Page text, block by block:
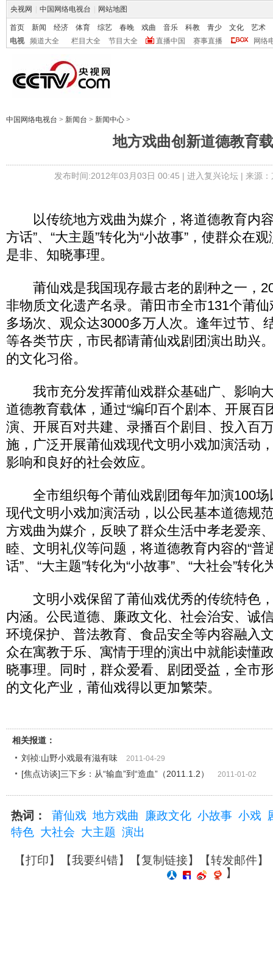
央视网 中国网络电视台 网站地图
首页 新闻 经济 体育 综艺 春晚 戏曲 音乐 科教 青少 文化
艺术
电视
频道大全 栏目大全 节目大全 直播中国 赛事直播 网络
中国网络电视台 > 新闻台 > 新闻中心 >
地方戏曲创新道德教育
发布时间:2012年03月03日 00:45 | 进入复兴论坛| 来源
以传统地方戏曲为媒介，将道德教育内容
方话”、“大主题”转化为“小故事”，使群众在
是非、知晓事理。
莆仙戏是我国现存最古老的剧种之一，
非物质文化遗产名录。莆田市全市131个莆
多场次、观众达3000多万人次。逢年过节、
等各类节庆，市民都请莆仙戏剧团演出助兴
的文化习俗。
我市充分发挥莆仙戏群众基础广、影响
道德教育载体，通过“编印百个剧本、开展百
演、开展百对共建、录播百个剧目、投入百万
施，广泛开展莆仙戏现代文明小戏加演活动
影响和良好的社会效应。
全市组织每个莆仙戏剧团每年加演100场
现代文明小戏加演活动，以公民基本道德规
方戏曲为媒介，反映了群众生活中孝老爱亲
睦、文明礼仪等问题，将道德教育内容的“普
话”、“大主题”转化为“小故事”、“大社会”转化
文明小戏保留了莆仙戏优秀的传统特色
内涵。公民道德、廉政文化、社会治安、诚
环境保护、普法教育、食品安全等内容融入
众在寓教于乐、寓情于理的演出中就能读懂
晓事理。同时，群众爱看、剧团受益，全市
的文化产业，莆仙戏得以更加繁荣。
相关报道：
刘祯:山野小戏最有滋有味
2011-04-29
[焦点访谈]三下乡：从“输血”到“造血”（2011.1.2） 2011-01-02
热词： 莆仙戏 地方戏曲 廉政文化 小故事 小戏
特色 大社会 大主题 演出
【打印】【我要纠错】【复制链接】【转发邮件】
】